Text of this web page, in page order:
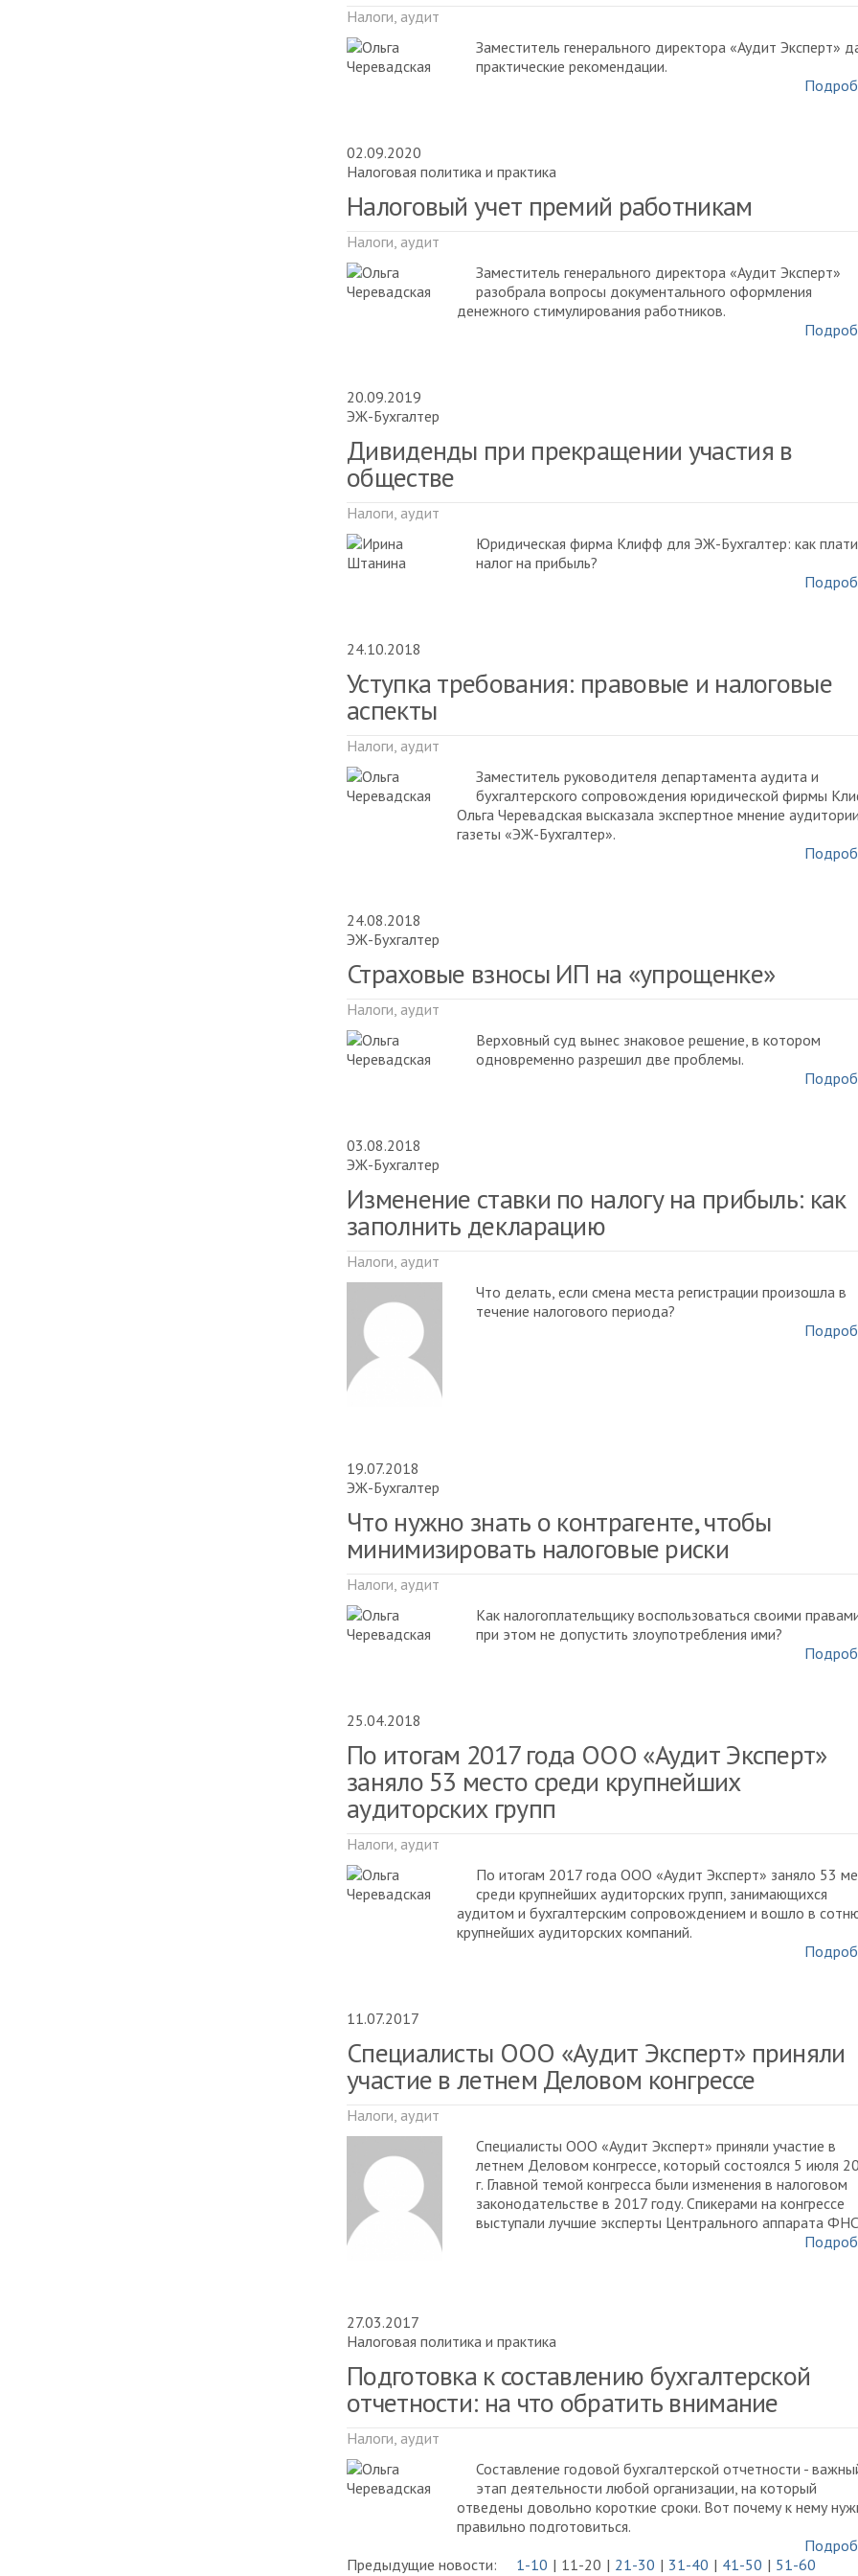
Налоги, аудит
Заместитель генерального директора «Аудит Эксперт»
практические рекомендации.
02.09.2020
Налоговая политика и практика
Налоговый учет премий работникам
Налоги, аудит
Заместитель генерального директора «Аудит Эксперт»
разобрала вопросы документального оформления
денежного стимулирования работников.
20.09.2019
ЭЖ-Бухгалтер
Дивиденды при прекращении участия в
обществе
Налоги, аудит
Юридическая фирма Клифф для ЭЖ-Бухгалтер: как
налог на прибыль?
24.10.2018
Уступка требования: правовые и налоговые
аспекты
Налоги, аудит
Заместитель руководителя департамента аудита и
бухгалтерского сопровождения юридической фирмы
Ольга Черевадская высказала экспертное мнение
газеты «ЭЖ-Бухгалтер».
24.08.2018
ЭЖ-Бухгалтер
Страховые взносы ИП на «упрощенке»
Налоги, аудит
Верховный суд вынес знаковое решение, в котором
одновременно разрешил две проблемы.
03.08.2018
ЭЖ-Бухгалтер
Изменение ставки по налогу на прибыль: как
заполнить декларацию
Налоги, аудит
Что делать, если смена места регистрации произошла в
течение налогового периода?
19.07.2018
ЭЖ-Бухгалтер
Что нужно знать о контрагенте, чтобы
минимизировать налоговые риски
Налоги, аудит
Как налогоплательщику воспользоваться своими
при этом не допустить злоупотребления ими?
25.04.2018
По итогам 2017 года ООО «Аудит Эксперт»
заняло 53 место среди крупнейших
аудиторских групп
Налоги, аудит
По итогам 2017 года ООО «Аудит Эксперт» заняло 53
среди крупнейших аудиторских групп, занимающихся
аудитом и бухгалтерским сопровождением и вошло в
крупнейших аудиторских компаний.
11.07.2017
Специалисты ООО «Аудит Эксперт» приняли
участие в летнем Деловом конгрессе
Налоги, аудит
Специалисты ООО «Аудит Эксперт» приняли участие в
летнем Деловом конгрессе, который состоялся 5 июля
г. Главной темой конгресса были изменения в налоговом
законодательстве в 2017 году. Спикерами на конгрессе
выступали лучшие эксперты Центрального аппарата
27.03.2017
Налоговая политика и практика
Подготовка к составлению бухгалтерской
отчетности: на что обратить внимание
Налоги, аудит
Составление годовой бухгалтерской отчетности -
этап деятельности любой организации, на который
отведены довольно короткие сроки. Вот почему к нему
правильно подготовиться.
Предыдущие новости:
1-10 11-20 21-30 31-40 41-50 51-60